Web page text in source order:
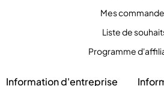
Mes
Liste de
Programme
Information d'entreprise